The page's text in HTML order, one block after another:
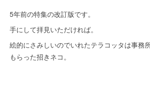
5年前の特集の改訂版です。
手にして拝見いただければ。
絵的にさみしいのでいれたテラコッタは事務
もらった招きネコ。